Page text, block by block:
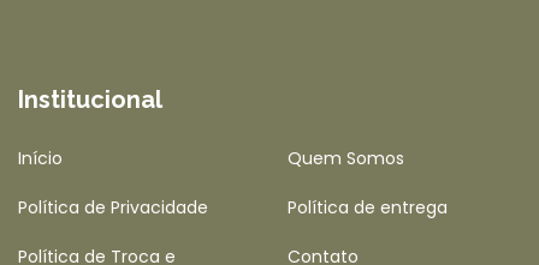
Institucional
Início Quem Somos
Política de Privacidade Política de entrega
Política de Troca e
Contato